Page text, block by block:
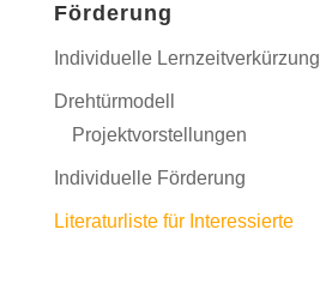
Förderung
Individuelle Lernzeitverkürzung
Drehtürmodell
Projektvorstellungen
Individuelle Förderung
Literaturliste für Interessierte